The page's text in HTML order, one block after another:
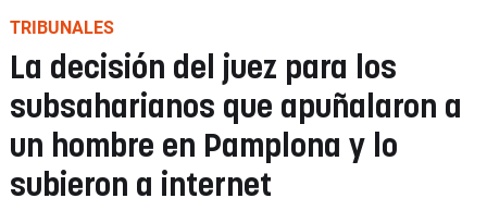
TRIBUNALES
La decisión del juez para los
subsaharianos que apuñalaron a
un hombre en Pamplona y lo
subieron a internet